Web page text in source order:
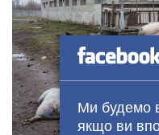
Ми будемо
якщо ви